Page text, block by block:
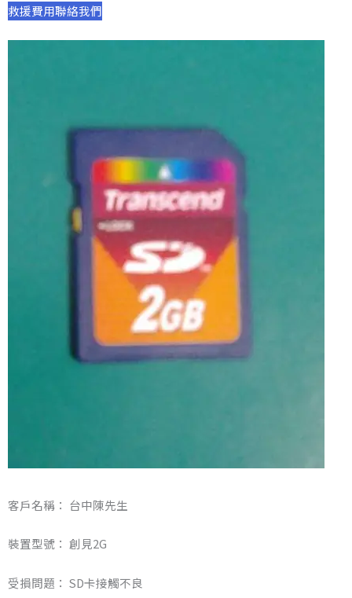
救援費用聯絡我們
客戶名稱： 台中陳先生
裝置型號： 創見2G
受損問題： SD卡接觸不良